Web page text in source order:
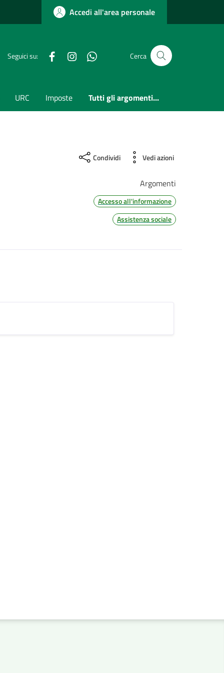
Accedi all'area personale
Seguici su: FacebookInstagramwhatsappCerca
URC Imposte Tutti gli argomenti...
Condividi Vedi azioni
Argomenti
Accesso all'informazione
Assistenza sociale